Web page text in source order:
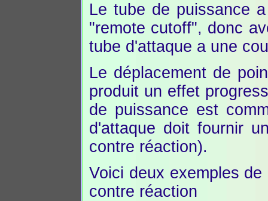
Le tube de puissance
"remote cutoff", donc
tube d'attaque a une
Le déplacement de
produit un effet
de puissance est
d'attaque doit fournir
contre réaction).
Voici deux exemples de
contre réaction